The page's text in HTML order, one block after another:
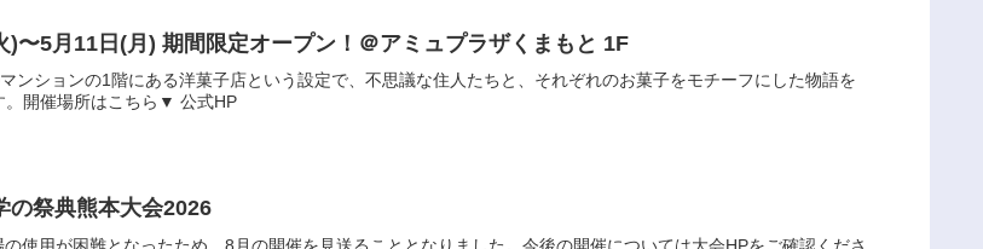
)〜5月11日(月) 期間限定オープン！＠アミュプラザくまもと 1F
ンションの1階にある洋菓子店という設定で、不思議な住人たちと、それぞれのお菓子をモチーフにした物語を
。開催場所はこちら▼ 公式HP
の祭典熊本大会2026
使用が困難となったため、8月の開催を見送ることとなりました。今後の開催については大会HPをご確認くださ